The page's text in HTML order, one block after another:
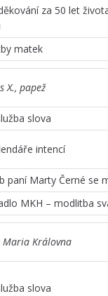
za 50 let
matek
X., papež
slova
intencí
paní Marty Černé se
MKH – modlitba
Maria Královna
slova